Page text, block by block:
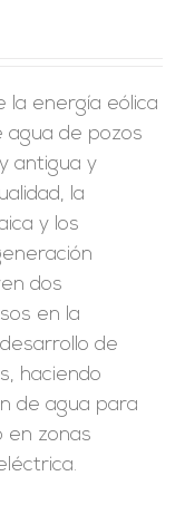
la energía eólica
agua de pozos
antigua y
la
y los
dos
en la
de
haciendo
de agua para
en zonas